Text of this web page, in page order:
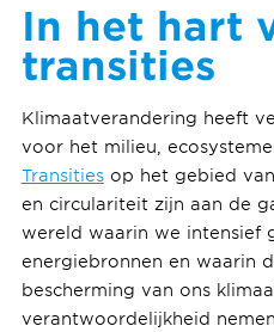
In het hart
transities
Klimaatverandering heeft
voor het milieu,
Transitiesop het gebied
en circulariteit zijn aan de
wereld waarin we intensief
energiebronnen en waarin
bescherming van ons
verantwoordelijkheid nemen.